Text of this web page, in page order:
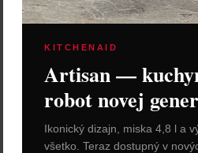
KITCHENAID
Artisan —
robot novej
Ikonický dizajn, miska 4,8 l a
všetko. Teraz dostupný v